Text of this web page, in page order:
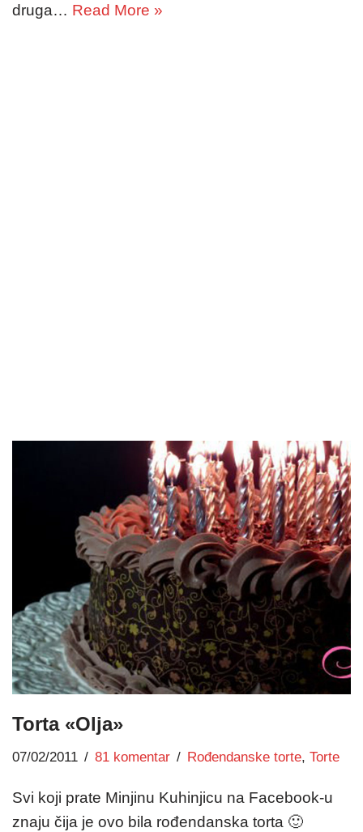
druga… Read More »
Torta «Olja»
07/02/2011 81 komentar Rođendanske torte, Torte
Svi koji prate Minjinu Kuhinjicu na Facebook-u
znaju čija je ovo bila rođendanska torta 🙂